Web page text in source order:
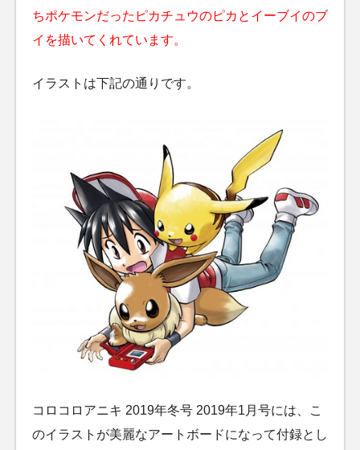
ちポケモンだったピカチュウのピカとイーブイのブ
イを描いてくれています。
イラストは下記の通りです。
コロコロアニキ 2019年冬号 2019年1月号には、こ
のイラストが美麗なアートボードになって付録とし